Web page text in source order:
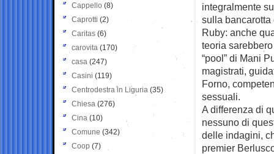
integralmente
sulla bancarotta
Ruby: anche
teoria
“pool” di Mani
magistrati,
Forno,
sessuali.
A differenza di
nessuno di
delle indagini,
premier
Cappello (8)
Caprotti (2)
Caritas (6)
carovita (170)
casa (247)
Casini (119)
Centrodestra in Liguria (35)
Chiesa (276)
Cina (10)
Comune (342)
Coop (7)